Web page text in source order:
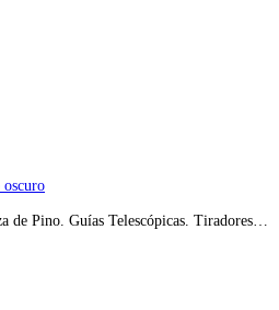
oscuro
de Pino. Guías Telescópicas. Tiradores…